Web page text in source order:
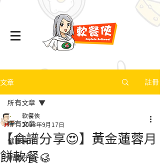
文章 註冊
所有文章
健康資訊
新聞分享
所有文章
【食譜分享😍】黃金蓮蓉月
餅軟餐🥮
軟餐俠
2023年9月17日